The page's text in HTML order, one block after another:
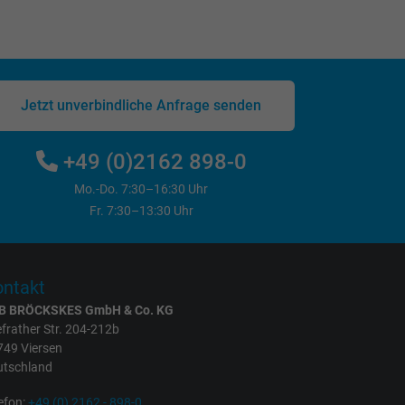
Jetzt unverbindliche Anfrage senden
+49 (0)2162 898-0
Mo.-Do. 7:30–16:30 Uhr
Fr. 7:30–13:30 Uhr
BRÖCKSKES GmbH & Co. KG
Str. 204-212b
Viersen